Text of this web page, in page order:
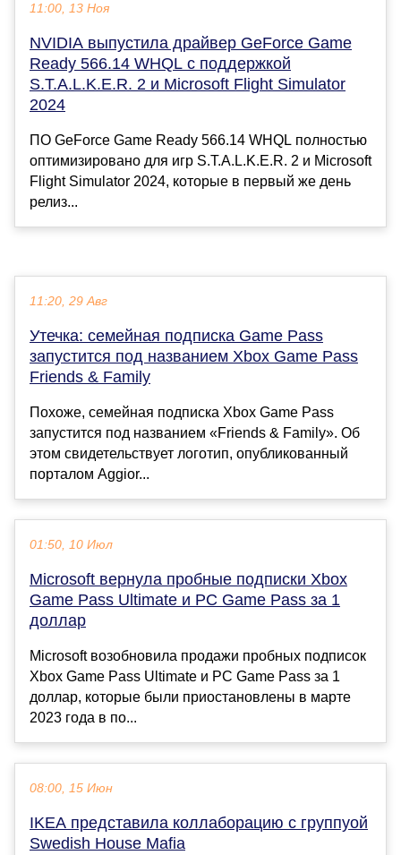
11:00, 13 Ноя
NVIDIA выпустила драйвер GeForce Game
Ready 566.14 WHQL с поддержкой
S.T.A.L.K.E.R. 2 и Microsoft Flight Simulator
2024
ПО GeForce Game Ready 566.14 WHQL полностью
оптимизировано для игр S.T.A.L.K.E.R. 2 и Microsoft
Flight Simulator 2024, которые в первый же день
релиз...
11:20, 29 Авг
Утечка: семейная подписка Game Pass
запустится под названием Xbox Game Pass
Friends & Family
Похоже, семейная подписка Xbox Game Pass
запустится под названием «Friends & Family». Об
этом свидетельствует логотип, опубликованный
порталом Aggior...
01:50, 10 Июл
Microsoft вернула пробные подписки Xbox
Game Pass Ultimate и PC Game Pass за 1
доллар
Microsoft возобновила продажи пробных подписок
Xbox Game Pass Ultimate и PC Game Pass за 1
доллар, которые были приостановлены в марте
2023 года в по...
08:00, 15 Июн
IKEA представила коллаборацию с группуой
Swedish House Mafia